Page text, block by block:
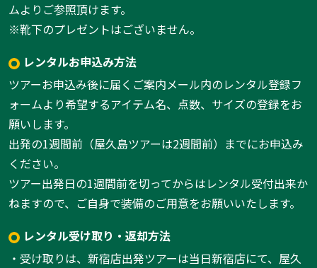
ムよりご参照頂けます。
※靴下のプレゼントはございません。
レンタルお申込み方法
ツアーお申込み後に届くご案内メール内のレンタル登録フ
ォームより希望するアイテム名、点数、サイズの登録をお
願いします。
出発の1週間前（屋久島ツアーは2週間前）までにお申込み
ください。
ツアー出発日の1週間前を切ってからはレンタル受付出来か
ねますので、ご自身で装備のご用意をお願いいたします。
レンタル受け取り・返却方法
・受け取りは、新宿店出発ツアーは当日新宿店にて、屋久